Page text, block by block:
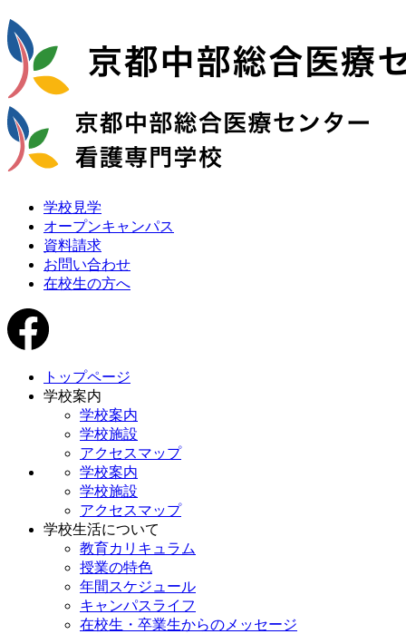
学校見学
オープンキャンパス
資料請求
お問い合わせ
在校生の方へ
トップページ
学校案内
学校案内
学校施設
アクセスマップ
学校案内
学校施設
アクセスマップ
学校生活について
教育カリキュラム
授業の特色
年間スケジュール
キャンパスライフ
在校生・卒業生からのメッセージ